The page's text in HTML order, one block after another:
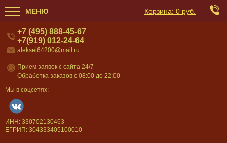
МЕНЮ Корзина: 0 руб.
+7 (495) 888-45-67
+7(919) 012-24-64
aleksei64200@mail.ru
Прием заявок с сайта 24/7
Обработка заказов с 08:00 до 22:00
Мы в соцсетях:
ИНН: 330702130463
ЕГРИП: 304333405100010